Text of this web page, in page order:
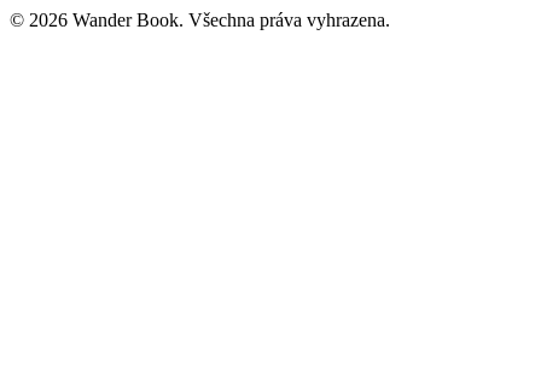
© 2026 Wander Book. Všechna práva vyhrazena.